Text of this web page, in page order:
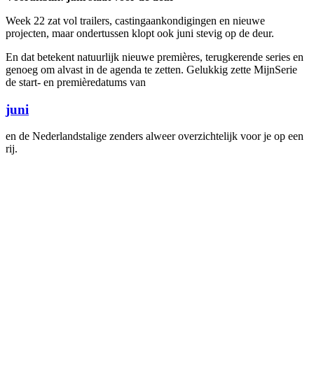
Week 22 zat vol trailers, castingaankondigingen en nieuwe
projecten, maar ondertussen klopt ook juni stevig op de deur.
En dat betekent natuurlijk nieuwe premières, terugkerende series en
genoeg om alvast in de agenda te zetten. Gelukkig zette MijnSerie
de start- en premièredatums van
juni
en de Nederlandstalige zenders alweer overzichtelijk voor je op een
rij.